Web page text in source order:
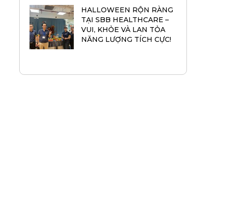
HALLOWEEN RỘN RÀNG
TẠI SBB HEALTHCARE –
VUI, KHỎE VÀ LAN TỎA
NĂNG LƯỢNG TÍCH CỰC!